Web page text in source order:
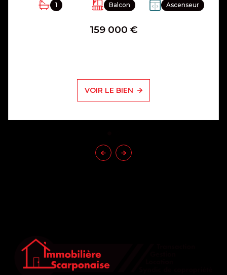
1 Balcon Ascenseur
159 000 €
VOIR LE BIEN